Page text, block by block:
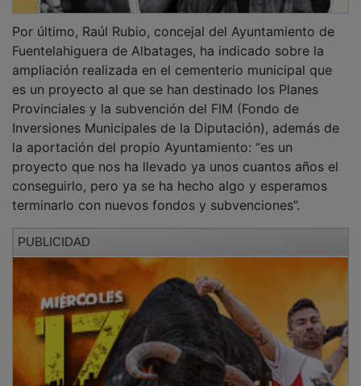
Fuentelahiguera de Albatages, ha indicado sobre la
ampliación realizada en el cementerio municipal que
es un proyecto al que se han destinado los Planes
Provinciales y la subvención del FIM (Fondo de
Inversiones Municipales de la Diputación), además de
la aportación del propio Ayuntamiento: “es un
proyecto que nos ha llevado ya unos cuantos años el
conseguirlo, pero ya se ha hecho algo y esperamos
terminarlo con nuevos fondos y subvenciones”.